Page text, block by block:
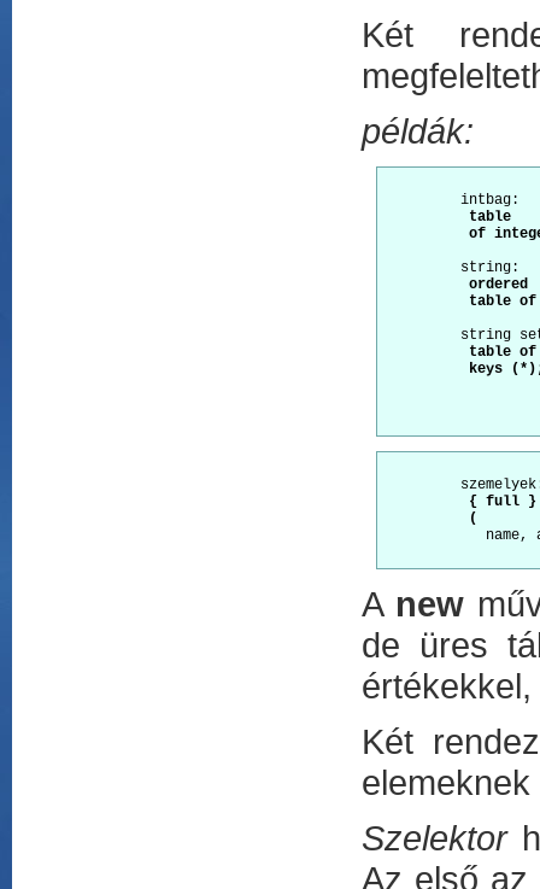
Két
példák:
          table
of
          ordered
table
table
keys
{ full }
          (
name,
A new
de üres
Két
Szelektor
Az első